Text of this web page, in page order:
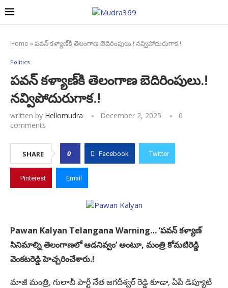
Home »పవన్ కళ్యాణ్‌కి తెలంగాణ బెదిరింపులు.! నవ్విపోదురుగాక.!
Politics
పవన్ కళ్యాణ్‌కి తెలంగాణ బెదిరింపులు.!
నవ్విపోదురుగాక.!
written by Hellomudra December 2, 2025
0
comments
SHARE 0 Facebook Twitter
Pinterest Email
Pawan Kalyan Telangana Warning… ‘పవన్ కళ్యాణ్
సినిమాల్ని తెలంగాణలో ఆడనివ్వం’ అంటూ, మంత్రి కోమటిరెడ్డి
వెంకటరెడ్డి హెచ్చరించేశారు.!
మాజీ మంత్రి, గులాబీ పార్టీ నేత జగదీశ్వర్ రెడ్డి కూడా, ఏపీ డిప్యూటీ